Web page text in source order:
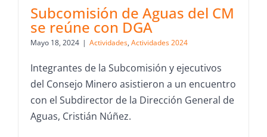
Subcomisión de Aguas del CM
se reúne con DGA
Mayo 18, 2024 | Actividades, Actividades 2024
Integrantes de la Subcomisión y ejecutivos
del Consejo Minero asistieron a un encuentro
con el Subdirector de la Dirección General de
Aguas, Cristián Núñez.